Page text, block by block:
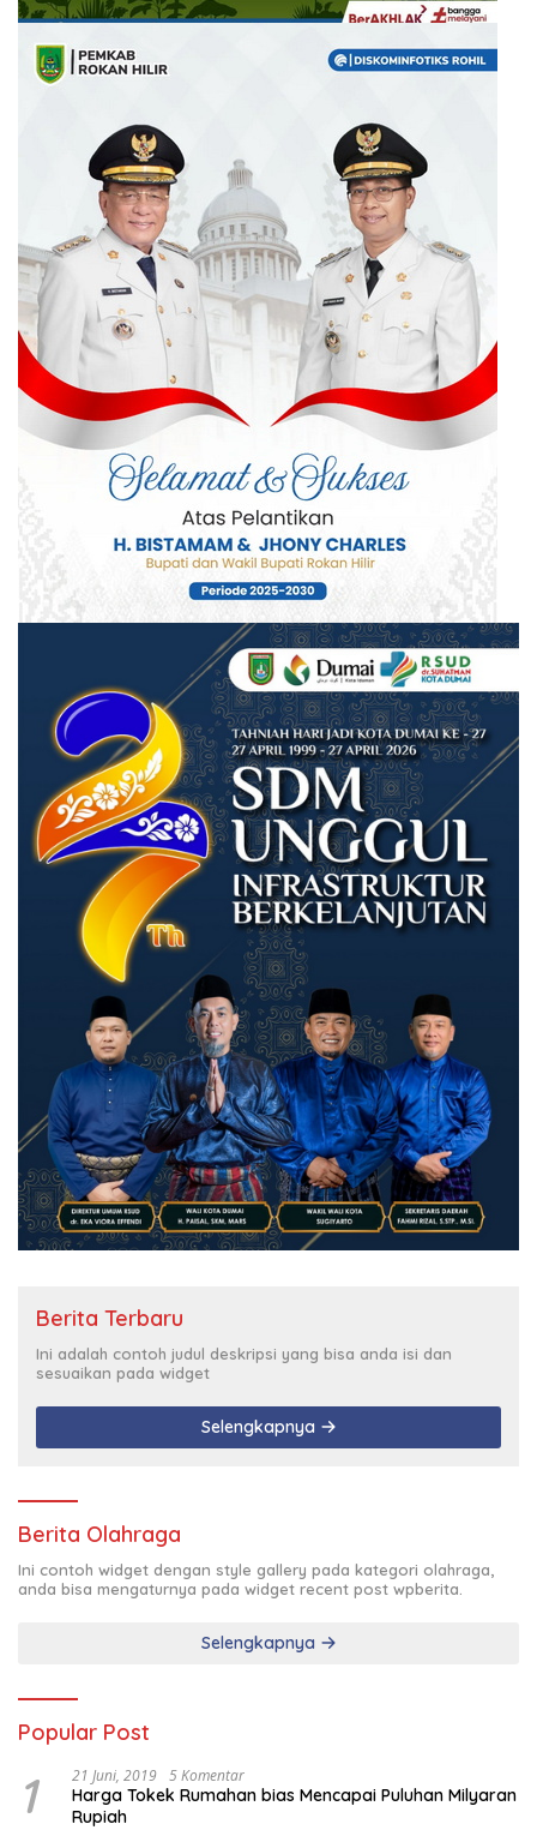
Berita Terbaru
Ini adalah contoh judul deskripsi yang bisa anda isi dan
sesuaikan pada widget
Selengkapnya
Berita Olahraga
Ini contoh widget dengan style gallery pada kategori olahraga,
anda bisa mengaturnya pada widget recent post wpberita.
Selengkapnya
Popular Post
1 21 Juni, 2019 5 Komentar
Harga Tokek Rumahan bias Mencapai Puluhan Milyaran
Rupiah